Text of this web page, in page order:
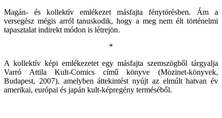
Magán- és kollektív emlékezet másfajta fénytörésben. Ám a
versegész mégis arról tanuskodik, hogy a meg nem élt történelmi
tapasztalat indirekt módon is létrejön.
*
A kollektív képi emlékezetet egy másfajta szemszögből tárgyalja
Varró Attila Kult-Comics című könyve (Mozinet-könyvek,
Budapest, 2007), amelyben áttekintést nyújt az elmúlt hatvan év
amerikai, európai és japán kult-képregény terméséből.